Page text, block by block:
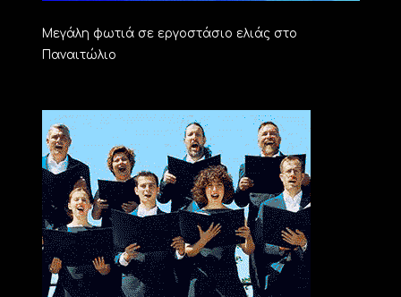
Μεγάλη φωτιά σε εργοστάσιο ελιάς στο
Παναιτώλιο